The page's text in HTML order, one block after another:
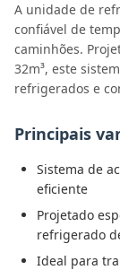
A unidade de
confiável de
caminhões.
32m³, este
refrigerados e
Principais
Sistema de
eficiente
Projetado
refrigerado
Ideal para